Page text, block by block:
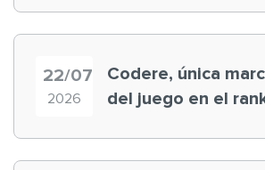
22/07
2026
Codere, única
del juego en el ranking